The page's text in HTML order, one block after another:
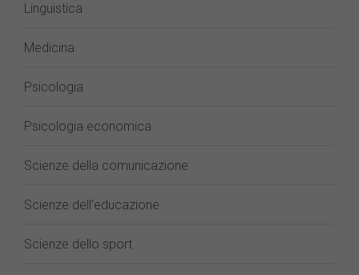
Linguistica
Medicina
Psicologia
Psicologia economica
Scienze della comunicazione
Scienze dell’educazione
Scienze dello sport